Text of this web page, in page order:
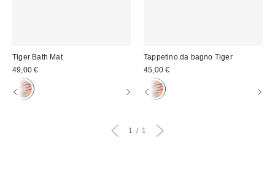
Tiger Bath Mat
49,00 €
Tappetino da bagno Tiger
45,00 €
1 1